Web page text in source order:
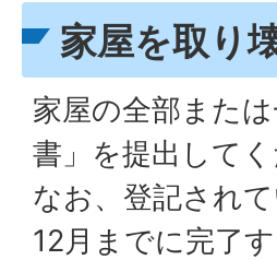
家屋を取り
家屋の全部また
書」を提出してく
なお、登記され
12月までに完了